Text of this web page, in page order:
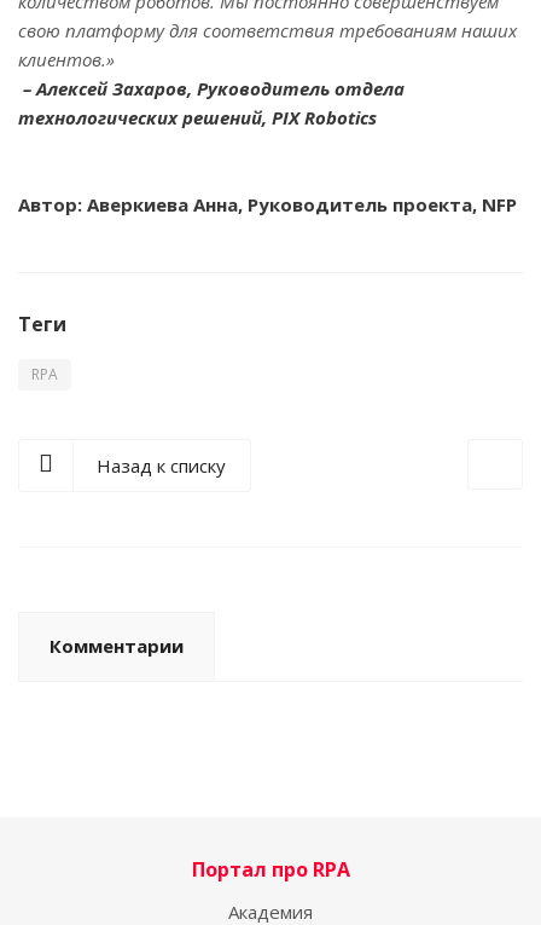
свою платформу для соответствия требованиям наших
клиентов.»
– Алексей Захаров, Руководитель отдела
технологических решений, PIX Robotics
Автор: Аверкиева Анна, Руководитель проекта, NFP
Теги
RPA
Назад к списку
Комментарии
Портал про RPA
Академия